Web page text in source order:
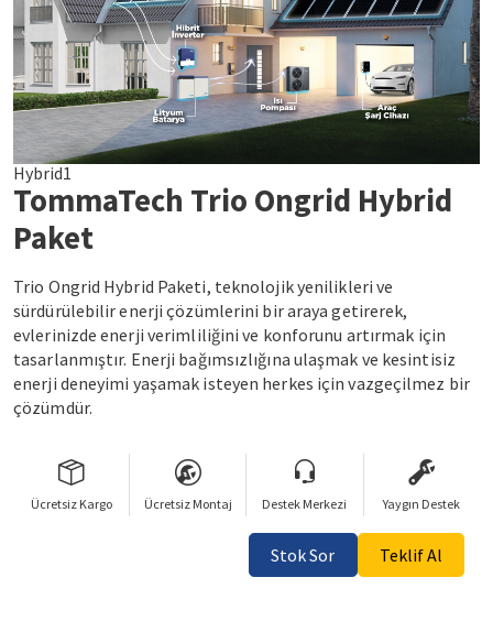
Hybrid1
TommaTech Trio Ongrid Hybrid
Paket
Trio Ongrid Hybrid Paketi, teknolojik yenilikleri ve
sürdürülebilir enerji çözümlerini bir araya getirerek,
evlerinizde enerji verimliliğini ve konforunu artırmak için
tasarlanmıştır. Enerji bağımsızlığına ulaşmak ve kesintisiz
enerji deneyimi yaşamak isteyen herkes için vazgeçilmez bir
çözümdür.
Ücretsiz Kargo Ücretsiz Montaj Destek Merkezi Yaygın Destek
Stok Sor Teklif Al